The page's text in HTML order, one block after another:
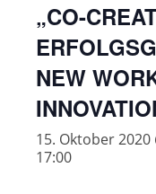
„CO-
NEW
15. Oktober 2020
17:00